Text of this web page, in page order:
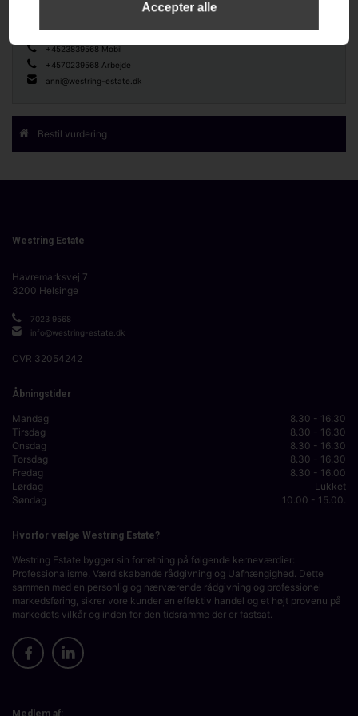
Indehaver, Ejendomsmægler og Valuar
+4523839568 Mobil
+4570239568 Arbejde
anni@westring-estate.dk
Bestil vurdering
Westring Estate
Havremarksvej 7
3200 Helsinge
7023 9568
info@westring-estate.dk
CVR 32054242
Åbningstider
Mandag
8.30 - 16.30
Tirsdag
8.30 - 16.30
Onsdag
8.30 - 16.30
Torsdag
8.30 - 16.30
Fredag
8.30 - 16.00
Lørdag
Lukket
Søndag
10.00 - 15.00.
Hvorfor vælge Westring Estate?
Westring Estate bygger sin forretning på følgende kerneværdier:
Professionalisme, Værdiskabende rådgivning og Uafhængighed. Dette
sammen med en personlig og nærværende rådgivning og professionel
markedsføring, sikrer vore kunder en effektiv handel og et højt provenu på
markedets vilkår og inden for den tidsramme der er fastsat.
Medlem af: